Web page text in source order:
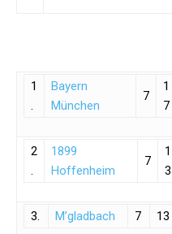
1
.
Bayern
München
7
1
7
2
.
1899
Hoffenheim
7
1
3
3. M’gladbach 7 13